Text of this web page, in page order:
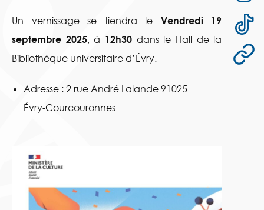
Un vernissage se tiendra le Vendredi 19
septembre 2025, à 12h30 dans le Hall de la
Bibliothèque universitaire d’Évry.
Adresse : 2 rue André Lalande 91025
Évry-Courcouronnes